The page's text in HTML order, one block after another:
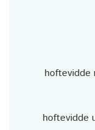
hoftevidde
hoftevidde